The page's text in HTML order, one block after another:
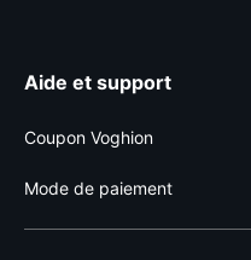
Aide et support
Coupon Voghion
Mode de paiement